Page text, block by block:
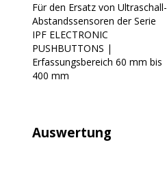
Für den Ersatz von Ultraschall-
Abstandssensoren der Serie
IPF ELECTRONIC
PUSHBUTTONS |
Erfassungsbereich 60 mm bis
400 mm
Auswertung